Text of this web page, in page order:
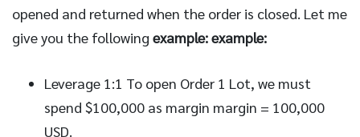
opened and returned when the order is closed. Let me
give you the following example: example:
Leverage 1:1 To open Order 1 Lot, we must
spend $100,000 as margin margin = 100,000
USD.